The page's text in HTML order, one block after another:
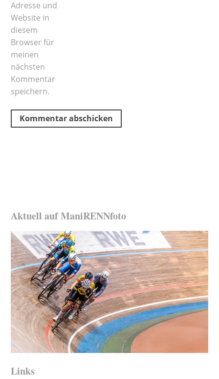
Adresse und
Website in
diesem
Browser für
meinen
nächsten
Kommentar
speichern.
Aktuell auf ManiRENNfoto
Links